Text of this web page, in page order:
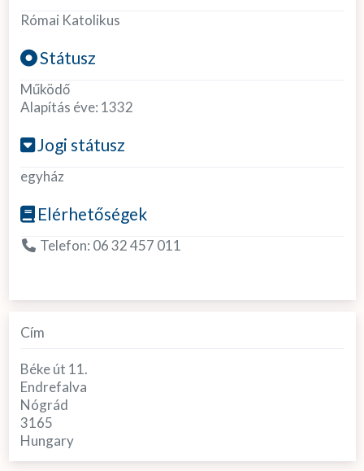
Római Katolikus
Státusz
Működő
Alapítás éve: 1332
Jogi státusz
egyház
Elérhetőségek
Telefon: 06 32 457 011
Cím
Béke út 11.
Endrefalva
Nógrád
3165
Hungary